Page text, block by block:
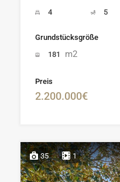
4
5
Grundstücksgröße
181
m2
Preis
2.200.000€
35 1